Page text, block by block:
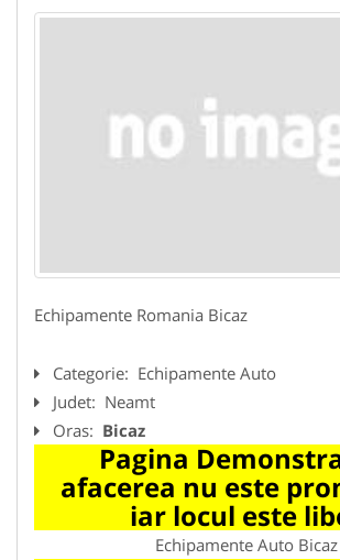
Echipamente Romania Bicaz
Categorie: Echipamente Auto
Judet: Neamt
Oras: Bicaz
Pagina
afacerea nu este
iar locul este
Echipamente Auto Bicaz